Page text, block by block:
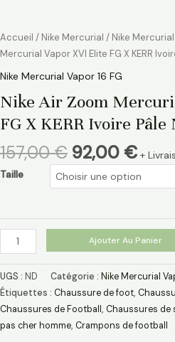
Accueil / Nike Mercurial / Nike Mercurial
Mercurial Vapor XVI Elite FG X KERR
Nike Mercurial Vapor 16 FG
Nike Air Zoom
FG X KERR Ivoire Pâle
157,00€ 92,00 € +
Taille
Ajouter Au Panier
UGS : ND Catégorie : Nike Mercurial
Étiquettes : Chaussure de foot,
Chaussures de Football , Chaussures de
pas cher homme, Crampons de football